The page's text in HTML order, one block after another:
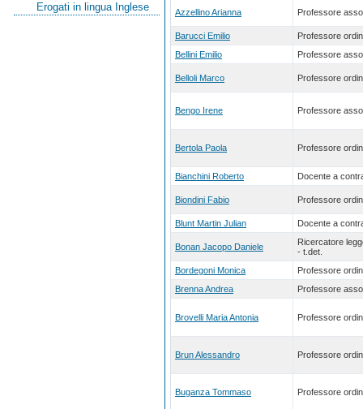
Erogati in lingua Inglese
Azzellino Arianna Professore
Barucci Emilio
Professore
Bellini Emilio
Professore
Belloli Marco Professore
Bengo Irene Professore
Bertola Paola Professore
Bianchini Roberto Docente a
Biondini Fabio Professore
Blunt Martin Julian Docente a
Bonan Jacopo Daniele
Ricercatore
- t.det.
Bordegoni Monica
Professore
Brenna Andrea
Professore
Brovelli Maria Antonia Professore
Brun Alessandro Professore
Buganza Tommaso Professore